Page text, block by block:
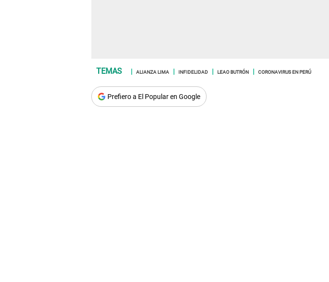
ALIANZA LIMA INFIDELIDAD LEAO BUTRÓN CORONAVIRUS EN PERÚ
Prefiero a El Popular en Google